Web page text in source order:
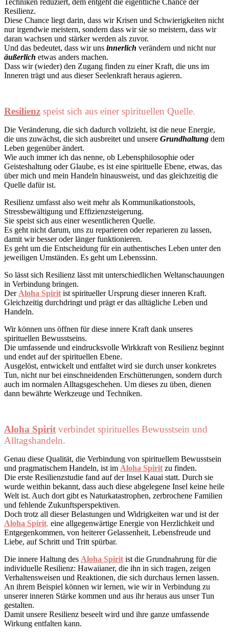
Techniken reduziert, dem entgeht die eigentliche Chance der
Resilienz.
Diese Chance liegt darin, dass wir Krisen und Schwierigkeiten nicht
nur irgendwie meistern, sondern dass wir sie so meistern, dass wir
daran wachsen und stärker werden als zuvor.
Und das bedeutet, dass wir uns innerlich verändern und nicht nur
äußerlich etwas anders machen.
Dass wir (wieder) den Zugang finden zu einer Kraft, die uns im
Inneren trägt und aus dieser Seelenkraft heraus agieren.
Resilienz speist sich aus einer spirituellen Quelle.
Die Veränderung, die sich dadurch vollzieht, ist die neue Energie,
die uns zuwächst, die sich ausbreitet und unsere Grundhaltung dem
Leben gegenüber ändert.
Wie auch immer ich das nenne, ob Lebensphilosophie oder
Geisteshaltung oder Glaube, es ist eine spirituelle Ebene, etwas, das
über mich und mein Handeln hinausweist, und das gleichzeitig die
Quelle dafür ist.
Resilienz umfasst also weit mehr als Kommunikationstools,
Stressbewältigung und Effizienzsteigerung.
Sie speist sich aus einer wesentlicheren Quelle.
Es geht nicht darum, uns zu reparieren oder reparieren zu lassen,
damit wir besser oder länger funktionieren.
Es geht um die Entscheidung für ein authentisches Leben unter den
jeweiligen Umständen. Es geht um Lebenssinn.
So lässt sich Resilienz lässt mit unterschiedlichen Weltanschauungen
in Verbindung bringen.
Der Aloha Spirit ist spiritueller Ursprung dieser inneren Kraft.
Gleichzeitig durchdringt und prägt er das alltägliche Leben und
Handeln.
Wir können uns öffnen für diese innere Kraft dank unseres
spirituellen Bewusstseins.
Die umfassende und eindrucksvolle Wirkkraft von Resilienz beginnt
und endet auf der spirituellen Ebene.
Ausgelöst, entwickelt und entfaltet wird sie durch unser konkretes
Tun, nicht nur bei einschneidenden Erschütterungen, sondern durch
auch im normalen Alltagsgeschehen. Um dieses zu üben, dienen
dann bewährte Werkzeuge und Techniken.
Aloha Spirit verbindet spirituelles Bewusstsein und
Alltagshandeln.
Genau diese Qualität, die Verbindung von spirituellem Bewusstsein
und pragmatischem Handeln, ist im Aloha Spirit zu finden.
Die erste Resilienzstudie fand auf der Insel Kauai statt. Durch sie
wurde weithin bekannt, dass auch diese abgelegene Insel keine heile
Welt ist. Auch dort gibt es Naturkatastrophen, zerbrochene Familien
und fehlende Zukunftsperspektiven.
Doch trotz all dieser Belastungen und Widrigkeiten war und ist der
Aloha Spirit, eine allgegenwärtige Energie von Herzlichkeit und
Entgegenkommen, von heiterer Gelassenheit, Lebensfreude und
Liebe, auf Schritt und Tritt spürbar.
Die innere Haltung des Aloha Spirit ist die Grundnahrung für die
individuelle Resilienz: Hawaiianer, die ihn in sich tragen, zeigen
Verhaltensweisen und Reaktionen, die sich durchaus lernen lassen.
An ihrem Beispiel können wir lernen, wie wir in Verbindung zu
unserer inneren Stärke kommen und aus ihr heraus aus unser Tun
gestalten.
Damit unsere Resilienz beseelt wird und ihre ganze umfassende
Wirkung entfalten kann.